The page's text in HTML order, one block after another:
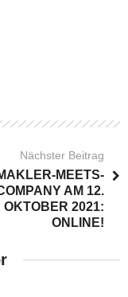
Nächster Beitrag
MEETS-
AM 12.
OKTOBER 2021:
ONLINE!